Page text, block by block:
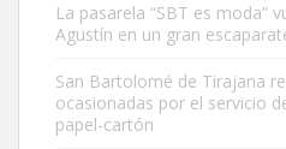
Gato manso encontrado
La pasarela “SBT es moda”
Agustín en un gran
San Bartolomé de Tirajana
ocasionadas por el servicio
papel-cartón